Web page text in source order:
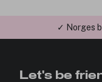
✓ Norges
Let's be